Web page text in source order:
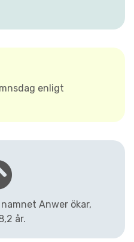
enligt
Anwer ökar,
år.